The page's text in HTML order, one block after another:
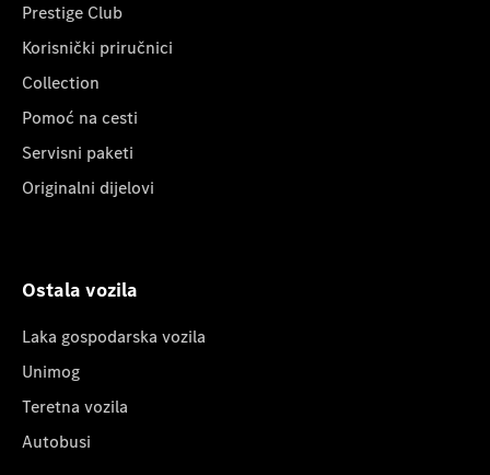
Prestige Club
Korisnički priručnici
Collection
Pomoć na cesti
Servisni paketi
Originalni dijelovi
Ostala vozila
Laka gospodarska vozila
Unimog
Teretna vozila
Autobusi